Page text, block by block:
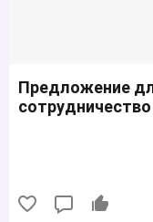
Предложение